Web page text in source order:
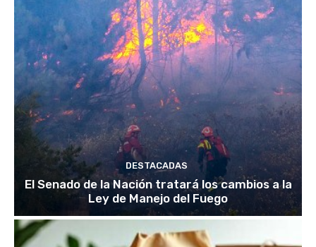
DESTACADAS
El Senado de la Nación tratará los cambios a la
Ley de Manejo del Fuego